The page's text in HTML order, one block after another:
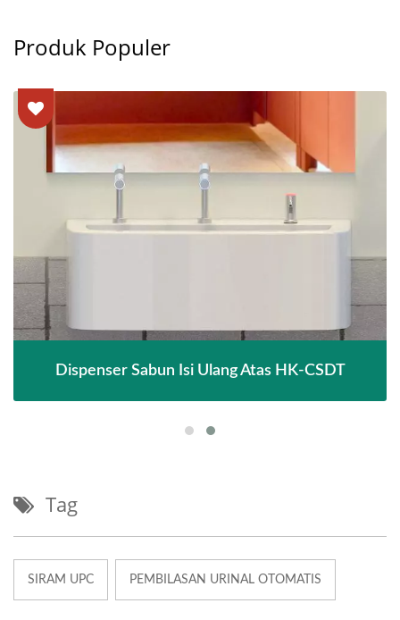
Produk Populer
Dispenser Sabun Isi Ulang Atas HK-CSDT
Tag
SIRAM UPC PEMBILASAN URINAL OTOMATIS